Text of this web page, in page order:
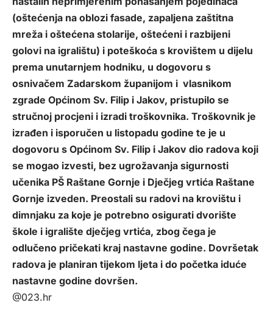
(oštećenja na oblozi fasade, zapaljena zaštitna
mreža i oštećena stolarije, oštećeni i razbijeni
golovi na igralištu) i poteškoća s krovištem u dijelu
prema unutarnjem hodniku, u dogovoru s
osnivačem Zadarskom županijom i vlasnikom
zgrade Općinom Sv. Filip i Jakov, pristupilo se
stručnoj procjeni i izradi troškovnika. Troškovnik je
izrađen i isporučen u listopadu godine te je u
dogovoru s Općinom Sv. Filip i Jakov dio radova koji
se mogao izvesti, bez ugrožavanja sigurnosti
učenika PŠ Raštane Gornje i Dječjeg vrtića Raštane
Gornje izveden. Preostali su radovi na krovištu i
dimnjaku za koje je potrebno osigurati dvorište
škole i igralište dječjeg vrtića, zbog čega je
odlučeno pričekati kraj nastavne godine. Dovršetak
radova je planiran tijekom ljeta i do početka iduće
nastavne godine dovršen.
@023.hr